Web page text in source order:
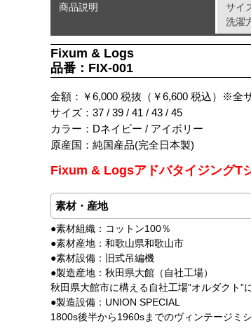
商品説明
Fixum & Logs
品番：FIX-001
金額：￥6,000 税抜（￥6,600 税込）※全
サイズ：37 / 39 / 41 / 43 / 45
カラー：Dネイビー / アイボリー
原産国：純国産品(完全日本製)
Fixum & LogsアドバタイジングT
素材・産地
●素材組織：コットン100％
●素材産地：和歌山県和歌山市
●素材設備：旧式吊編機
●製造産地：秋田県大館（自社工場）
秋田県大館市に構える自社工場”オルダクト”
●製造設備：UNION SPECIAL
1800s後半から1960sまでのヴィンテージミ
サイ
洗濯